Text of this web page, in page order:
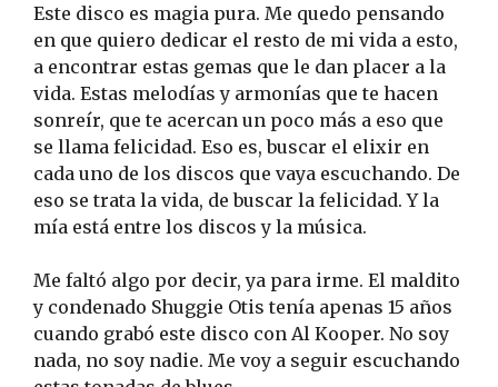
Este disco es magia pura. Me quedo pensando
en que quiero dedicar el resto de mi vida a esto,
a encontrar estas gemas que le dan placer a la
vida. Estas melodías y armonías que te hacen
sonreír, que te acercan un poco más a eso que
se llama felicidad. Eso es, buscar el elixir en
cada uno de los discos que vaya escuchando. De
eso se trata la vida, de buscar la felicidad. Y la
mía está entre los discos y la música.
Me faltó algo por decir, ya para irme. El maldito
y condenado Shuggie Otis tenía apenas 15 años
cuando grabó este disco con Al Kooper. No soy
nada, no soy nadie. Me voy a seguir escuchando